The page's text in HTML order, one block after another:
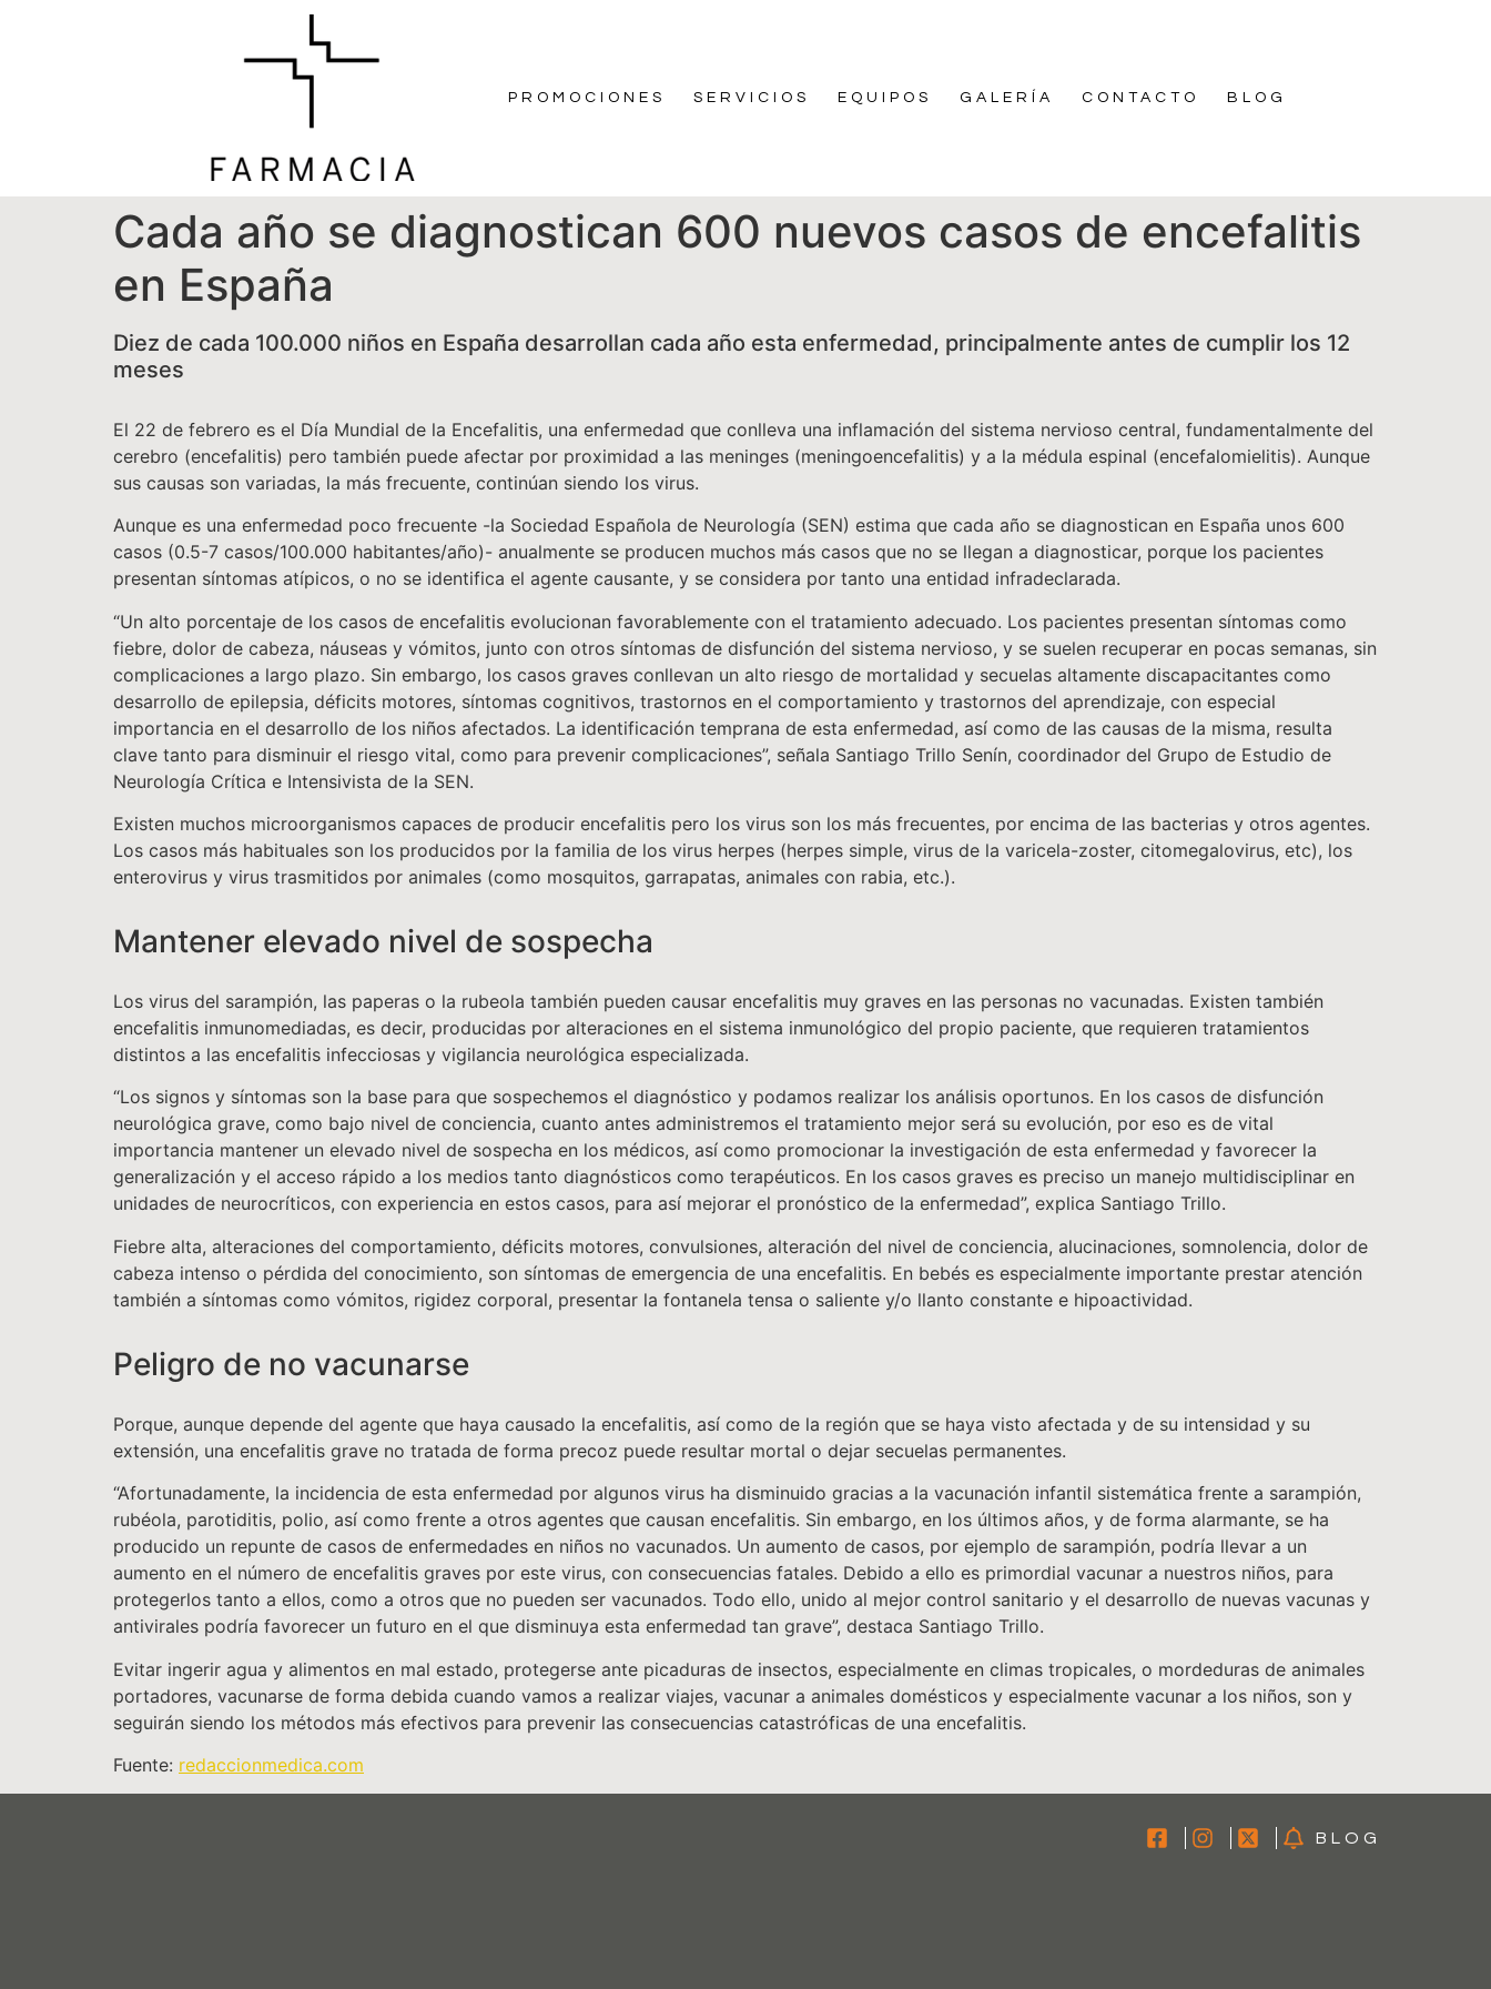
PROMOCIONES SERVICIOS EQUIPOS GALERÍA CONTACTO BLOG
Cada año se diagnostican 600 nuevos casos de encefalitis
en España
Diez de cada 100.000 niños en España desarrollan cada año esta enfermedad, principalmente antes de cumplir los 12
meses
El 22 de febrero es el Día Mundial de la Encefalitis, una enfermedad que conlleva una inflamación del sistema nervioso central, fundamentalmente del
cerebro (encefalitis) pero también puede afectar por proximidad a las meninges (meningoencefalitis) y a la médula espinal (encefalomielitis). Aunque
sus causas son variadas, la más frecuente, continúan siendo los virus.
Aunque es una enfermedad poco frecuente -la Sociedad Española de Neurología (SEN) estima que cada año se diagnostican en España unos 600
casos (0.5-7 casos/100.000 habitantes/año)- anualmente se producen muchos más casos que no se llegan a diagnosticar, porque los pacientes
presentan síntomas atípicos, o no se identifica el agente causante, y se considera por tanto una entidad infradeclarada.
“Un alto porcentaje de los casos de encefalitis evolucionan favorablemente con el tratamiento adecuado. Los pacientes presentan síntomas como
fiebre, dolor de cabeza, náuseas y vómitos, junto con otros síntomas de disfunción del sistema nervioso, y se suelen recuperar en pocas semanas, sin
complicaciones a largo plazo. Sin embargo, los casos graves conllevan un alto riesgo de mortalidad y secuelas altamente discapacitantes como
desarrollo de epilepsia, déficits motores, síntomas cognitivos, trastornos en el comportamiento y trastornos del aprendizaje, con especial
importancia en el desarrollo de los niños afectados. La identificación temprana de esta enfermedad, así como de las causas de la misma, resulta
clave tanto para disminuir el riesgo vital, como para prevenir complicaciones”, señala Santiago Trillo Senín, coordinador del Grupo de Estudio de
Neurología Crítica e Intensivista de la SEN.
Existen muchos microorganismos capaces de producir encefalitis pero los virus son los más frecuentes, por encima de las bacterias y otros agentes.
Los casos más habituales son los producidos por la familia de los virus herpes (herpes simple, virus de la varicela-zoster, citomegalovirus, etc), los
enterovirus y virus trasmitidos por animales (como mosquitos, garrapatas, animales con rabia, etc.).
Mantener elevado nivel de sospecha
Los virus del sarampión, las paperas o la rubeola también pueden causar encefalitis muy graves en las personas no vacunadas. Existen también
encefalitis inmunomediadas, es decir, producidas por alteraciones en el sistema inmunológico del propio paciente, que requieren tratamientos
distintos a las encefalitis infecciosas y vigilancia neurológica especializada.
“Los signos y síntomas son la base para que sospechemos el diagnóstico y podamos realizar los análisis oportunos. En los casos de disfunción
neurológica grave, como bajo nivel de conciencia, cuanto antes administremos el tratamiento mejor será su evolución, por eso es de vital
importancia mantener un elevado nivel de sospecha en los médicos, así como promocionar la investigación de esta enfermedad y favorecer la
generalización y el acceso rápido a los medios tanto diagnósticos como terapéuticos. En los casos graves es preciso un manejo multidisciplinar en
unidades de neurocríticos, con experiencia en estos casos, para así mejorar el pronóstico de la enfermedad”, explica Santiago Trillo.
Fiebre alta, alteraciones del comportamiento, déficits motores, convulsiones, alteración del nivel de conciencia, alucinaciones, somnolencia, dolor de
cabeza intenso o pérdida del conocimiento, son síntomas de emergencia de una encefalitis. En bebés es especialmente importante prestar atención
también a síntomas como vómitos, rigidez corporal, presentar la fontanela tensa o saliente y/o llanto constante e hipoactividad.
Peligro de no vacunarse
Porque, aunque depende del agente que haya causado la encefalitis, así como de la región que se haya visto afectada y de su intensidad y su
extensión, una encefalitis grave no tratada de forma precoz puede resultar mortal o dejar secuelas permanentes.
“Afortunadamente, la incidencia de esta enfermedad por algunos virus ha disminuido gracias a la vacunación infantil sistemática frente a sarampión,
rubéola, parotiditis, polio, así como frente a otros agentes que causan encefalitis. Sin embargo, en los últimos años, y de forma alarmante, se ha
producido un repunte de casos de enfermedades en niños no vacunados. Un aumento de casos, por ejemplo de sarampión, podría llevar a un
aumento en el número de encefalitis graves por este virus, con consecuencias fatales. Debido a ello es primordial vacunar a nuestros niños, para
protegerlos tanto a ellos, como a otros que no pueden ser vacunados. Todo ello, unido al mejor control sanitario y el desarrollo de nuevas vacunas y
antivirales podría favorecer un futuro en el que disminuya esta enfermedad tan grave”, destaca Santiago Trillo.
Evitar ingerir agua y alimentos en mal estado, protegerse ante picaduras de insectos, especialmente en climas tropicales, o mordeduras de animales
portadores, vacunarse de forma debida cuando vamos a realizar viajes, vacunar a animales domésticos y especialmente vacunar a los niños, son y
seguirán siendo los métodos más efectivos para prevenir las consecuencias catastróficas de una encefalitis.
Fuente: redaccionmedica.com
BLOG